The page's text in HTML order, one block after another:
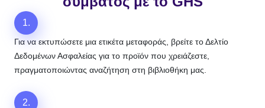
1.
Για να εκτυπώσετε μια ετικέτα μεταφοράς, βρείτε το Δελτίο
Δεδομένων Ασφαλείας για το προϊόν που χρειάζεστε,
πραγματοποιώντας αναζήτηση στη βιβλιοθήκη μας.
2.